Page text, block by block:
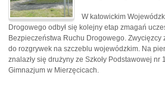
W katowickim
Drogowego odbył się kolejny etap zmagań
Bezpieczeństwa Ruchu Drogowego. Zwycięzcy
do rozgrywek na szczeblu wojewódzkim. Na
znalazły się drużyny ze Szkoły Podstawowej nr
Gimnazjum w Mierzęcicach.